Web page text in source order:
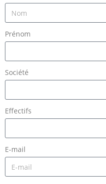
Prénom
Société
Effectifs
E-mail